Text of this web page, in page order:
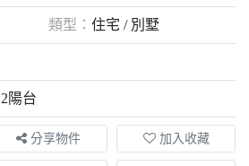
類型： 住宅 / 別墅
2陽台
分享物件 加入收藏